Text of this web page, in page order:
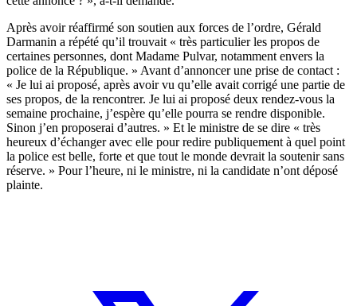
Après avoir réaffirmé son soutien aux forces de l’ordre, Gérald
Darmanin a répété qu’il trouvait « très particulier les propos de
certaines personnes, dont Madame Pulvar, notamment envers la
police de la République. » Avant d’annoncer une prise de contact :
« Je lui ai proposé, après avoir vu qu’elle avait corrigé une partie de
ses propos, de la rencontrer. Je lui ai proposé deux rendez-vous la
semaine prochaine, j’espère qu’elle pourra se rendre disponible.
Sinon j’en proposerai d’autres. » Et le ministre de se dire « très
heureux d’échanger avec elle pour redire publiquement à quel point
la police est belle, forte et que tout le monde devrait la soutenir sans
réserve. » Pour l’heure, ni le ministre, ni la candidate n’ont déposé
plainte.